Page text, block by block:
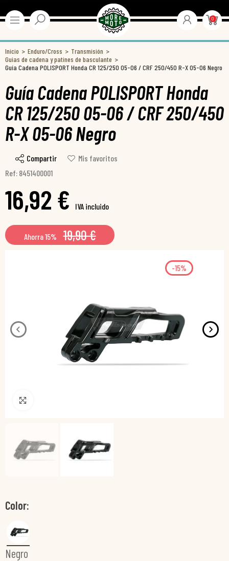
0
Inicio Enduro/Cross
Transmisión
Guias de cadena y patines de basculante
Guía Cadena POLISPORT Honda CR 125/250 05-06 / CRF 250/450 R-X 05-06 Negro
Guía Cadena POLISPORT Honda
CR 125/250 05-06 / CRF 250/450
R-X 05-06 Negro
Compartir
Mis favoritos
Ref: 8451400001
16,92 € IVA incluido
Ahorra 15% 19,90 €
-15%
Color
Negro